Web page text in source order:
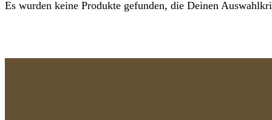
Es wurden keine Produkte gefunden, die Deinen